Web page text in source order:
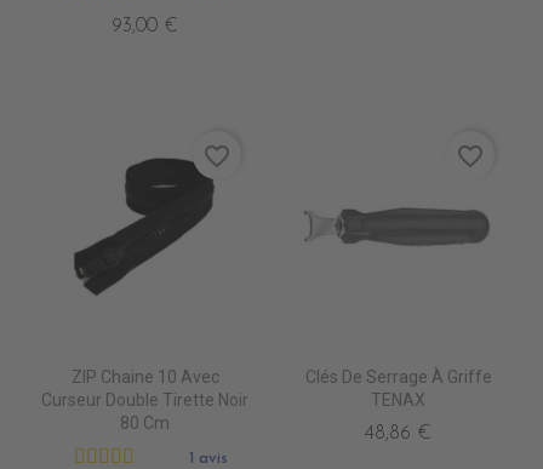
93,00 €
ZIP Chaine 10 Avec
Curseur Double Tirette Noir
80 Cm
1 avis
favorite_border
Clés De Serrage À Griffe
TENAX
48,86 €
favorite_border